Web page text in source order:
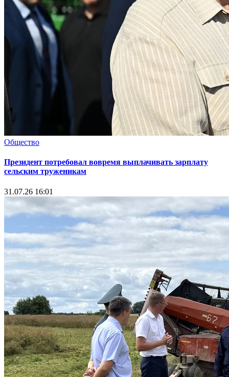
Общество
Президент потребовал вовремя выплачивать зарплату
сельским труженикам
31.07.26 16:01